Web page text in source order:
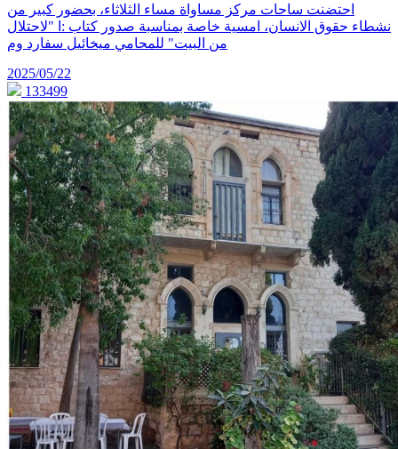
احتضنت ساحات مركز مساواة مساء الثلاثاء، بحضور كبير من
نشطاء حقوق الانسان، امسية خاصة بمناسبة صدور كتاب :ا "لاحتلال
من البيت" للمحامي ميخائيل سفارد وم
2025/05/22
133499